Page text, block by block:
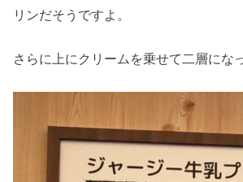
リンだそうですよ。
さらに上にクリームを乗せて二層にな